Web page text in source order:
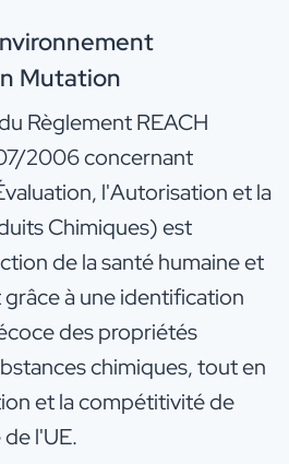
Mutation
Règlement REACH
2006 concernant
l'Autorisation et la
Chimiques) est
de la santé humaine et
à une identification
des propriétés
chimiques, tout en
et la compétitivité de
l'UE.